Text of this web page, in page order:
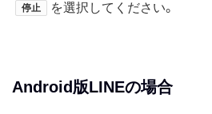
停止 を選択してください。
Android版LINEの場合